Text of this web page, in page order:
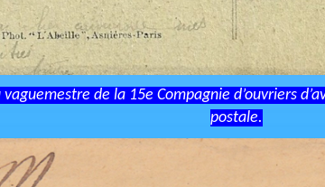
vaguemestre de la 15e Compagnie d’ouvriers
postale.